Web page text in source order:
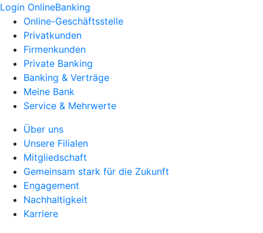
Login OnlineBanking
Online-Geschäftsstelle
Privatkunden
Firmenkunden
Private Banking
Banking & Verträge
Meine Bank
Service & Mehrwerte
Über uns
Unsere Filialen
Mitgliedschaft
Gemeinsam stark für die Zukunft
Engagement
Nachhaltigkeit
Karriere